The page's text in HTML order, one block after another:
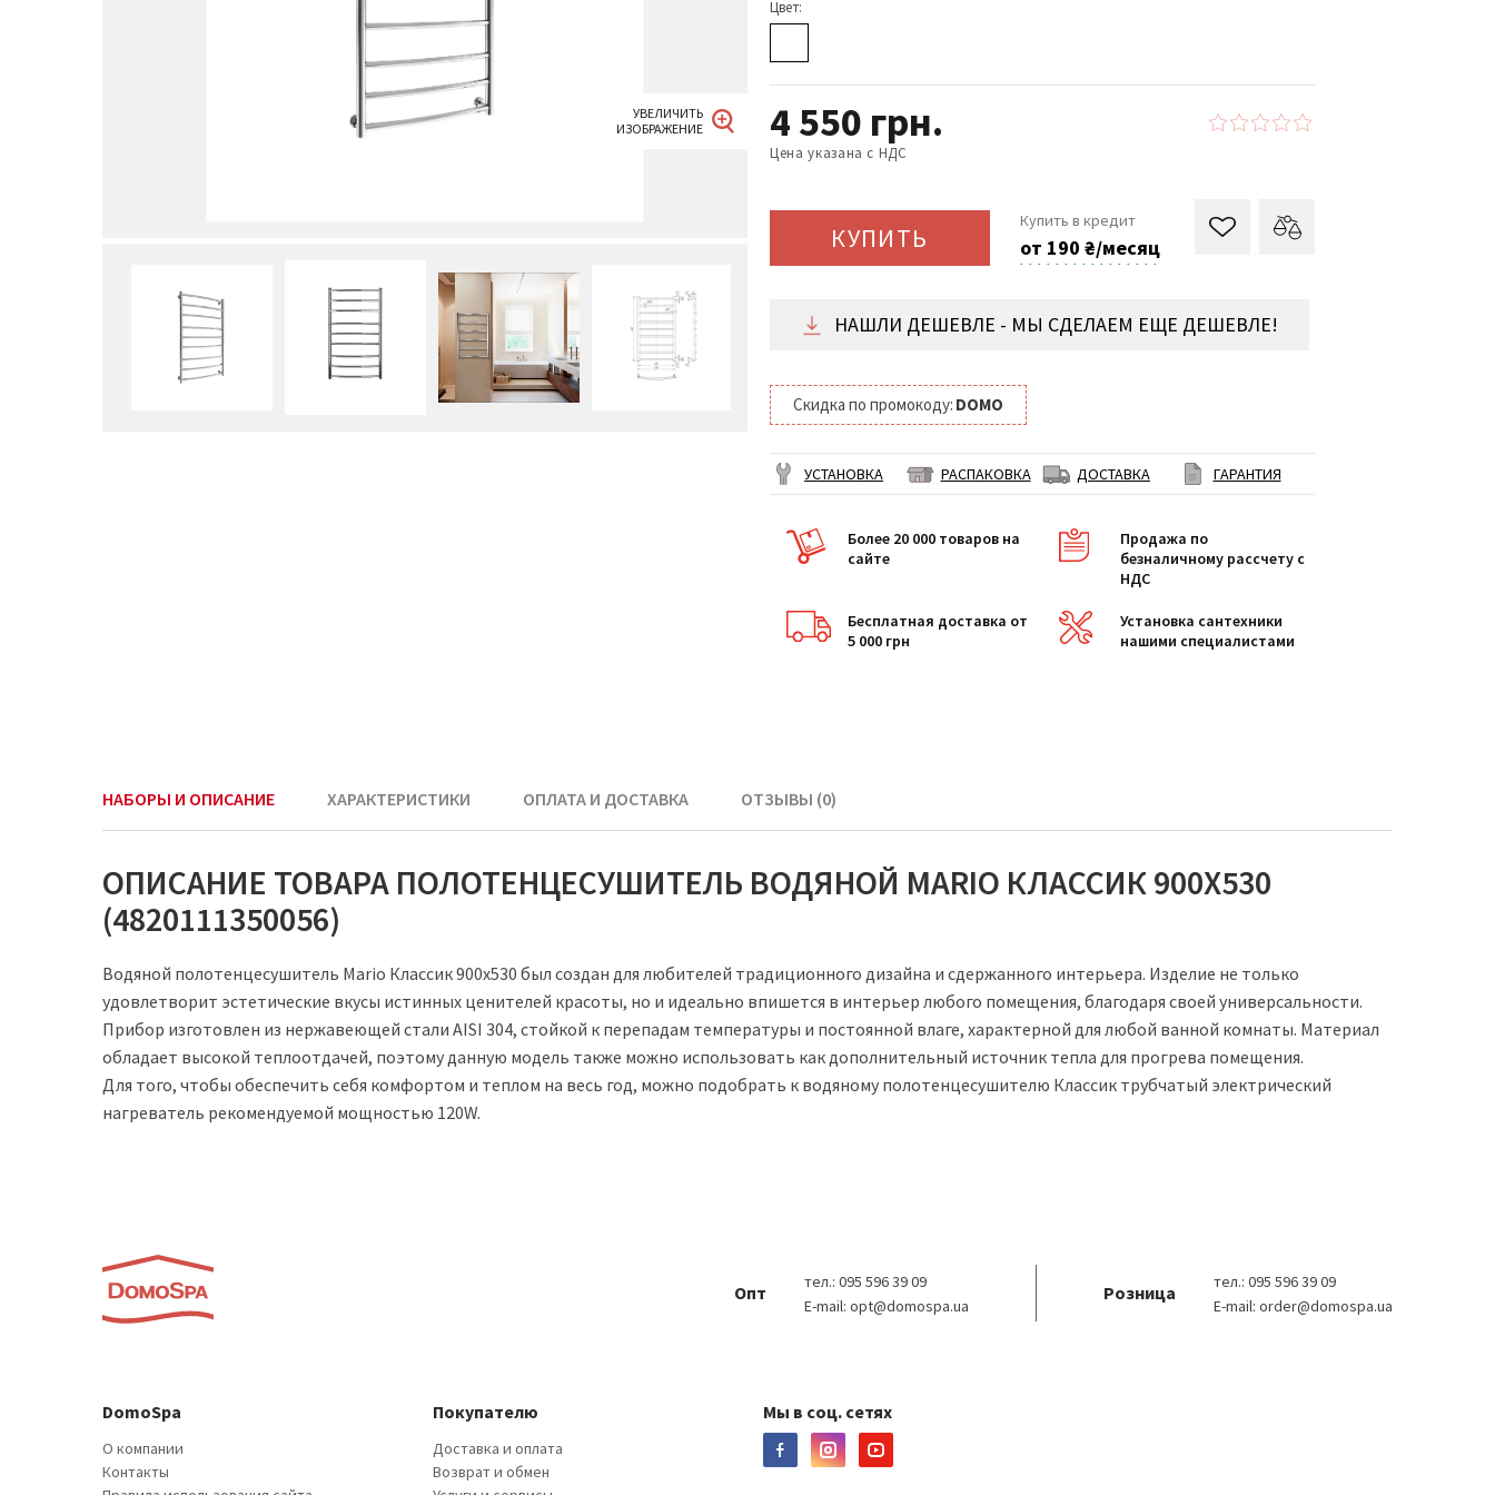
Цвет:
4 550 грн.
Цена указана с НДС
КУПИТЬ
Купить в кредит
от 190 ₴/месяц
НАШЛИ ДЕШЕВЛЕ - МЫ СДЕЛАЕМ ЕЩЕ ДЕШЕВЛЕ!
Скидка по промокоду: DOMO
УСТАНОВКА РАСПАКОВКА ДОСТАВКА ГАРАНТИЯ
Более 20 000 товаров на
сайте
Продажа по
безналичному рассчету с
НДС
Бесплатная доставка от
5 000 грн
Установка сантехники
нашими специалистами
НАБОРЫ И ОПИСАНИЕ ХАРАКТЕРИСТИКИ ОПЛАТА И ДОСТАВКА ОТЗЫВЫ (0)
ОПИСАНИЕ ТОВАРА ПОЛОТЕНЦЕСУШИТЕЛЬ ВОДЯНОЙ MARIO КЛАССИК 900Х530
(4820111350056)
Водяной полотенцесушитель Mario Классик 900х530 был создан для любителей традиционного дизайна и сдержанного интерьера. Изделие не только
удовлетворит эстетические вкусы истинных ценителей красоты, но и идеально впишется в интерьер любого помещения, благодаря своей универсальности.
Прибор изготовлен из нержавеющей стали АІSI 304, стойкой к перепадам температуры и постоянной влаге, характерной для любой ванной комнаты. Материал
обладает высокой теплоотдачей, поэтому данную модель также можно использовать как дополнительный источник тепла для прогрева помещения.
Для того, чтобы обеспечить себя комфортом и теплом на весь год, можно подобрать к водяному полотенцесушителю Классик трубчатый электрический
нагреватель рекомендуемой мощностью 120W.
Опт
тел.: 095 596 39 09
E-mail: opt@domospa.ua
Розница
тел.: 095 596 39 09
E-mail: order@domospa.ua
DomoSpa
О компании
Контакты
Покупателю
Доставка и оплата
Возврат и обмен
Мы в соц. сетях